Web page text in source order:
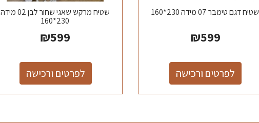
שטיח דגם טימבר 07 מידה 230*160
₪599
לפרטים ורכישה
שטיח מרקש שאגי שחור לבן 02 מידה
230*160
₪599
לפרטים ורכישה